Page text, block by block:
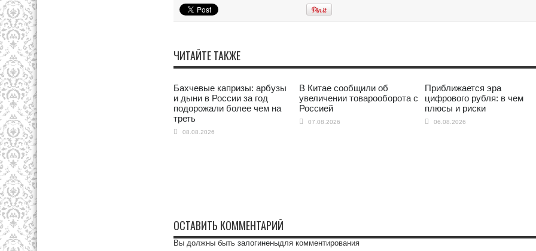
ЧИТАЙТЕ ТАКЖЕ
Бахчевые капризы: арбузы
и дыни в России за год
подорожали более чем на
треть
08.08.2026
В Китае сообщили об
увеличении товарооборота с
Россией
07.08.2026
Приближается эра
цифрового рубля: в чем
плюсы и риски
06.08.2026
ОСТАВИТЬ КОММЕНТАРИЙ
Вы должны быть залогиненыдля комментирования